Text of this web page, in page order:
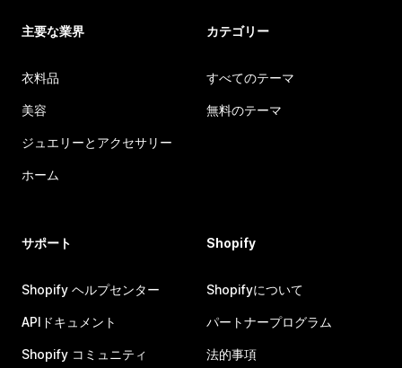
主要な業界
衣料品
美容
ジュエリーとアクセサリー
ホーム
カテゴリー
すべてのテーマ
無料のテーマ
サポート
Shopify ヘルプセンター
APIドキュメント
Shopify コミュニティ
Shopify
Shopifyについて
パートナープログラム
法的事項